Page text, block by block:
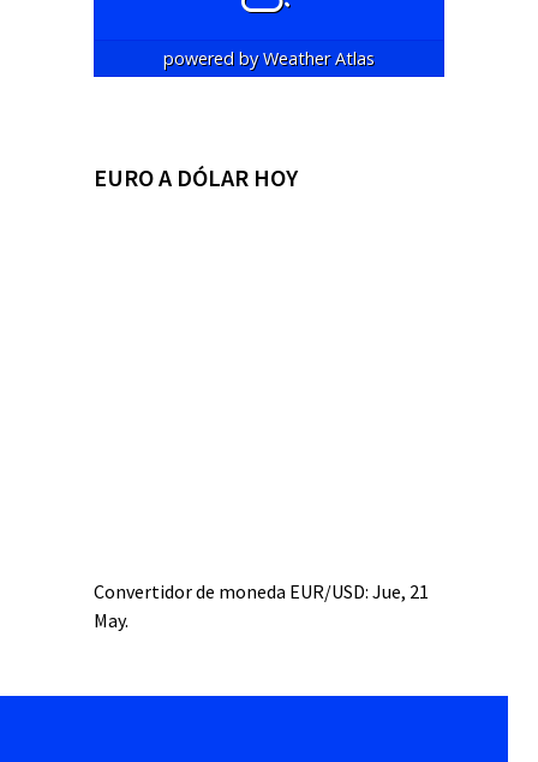
powered byWeather Atlas
EURO A DÓLAR HOY
Convertidor de moneda EUR/USD: Jue, 21
May.